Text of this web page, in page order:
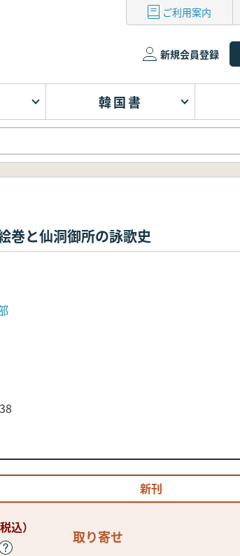
ご利用案内
新規会員登録
韓国書
と仙洞御所の詠歌史
新刊
税込）
取り寄せ